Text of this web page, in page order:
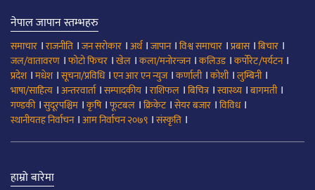
नेपाल जापान स्तम्भहरु
समाचार ।राजनीति ।जन सरोकार ।अर्थ।जापान।विश्व समाचार ।प्रबास।बिचार ।
जल/वातावरण ।फोटो फिचर ।खेल ।कला/मनोरन्जन।कलिउड।कर्पोरेट/पर्यटन।
प्रदेश।मधेश।सूचना/प्रविधि।एन आर एन न्युज।कर्णाली।कोशी।लुम्बिनी।
भाषा/साहित्य ।अन्तरवार्ता।सम्पादकीय ।राशिफल ।बिचित्र।स्वास्थ्य ।बागमती।
गण्डकी।सुदूरपश्चिम ।कृषि।फूटबल ।क्रिकेट।सेयर बजार ।विविध।
स्थानीयतह निर्वाचन।आम निर्वाचन २०७९ ।संस्कृति ।
हाम्रो बारेमा